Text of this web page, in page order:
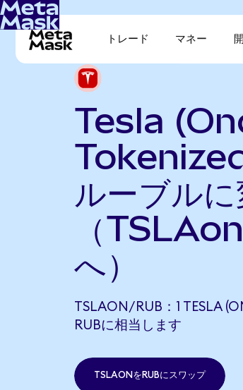
トレード マネー
Tesla
ルーブル
（
へ）
TSLAON/RUB：1 TESLA
RUBに相当します
TSLAONをRUBにスワップ